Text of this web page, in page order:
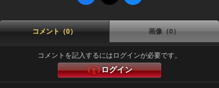
コメント（0） 画像（0）
コメントを記入するにはログインが必要です。
ログイン